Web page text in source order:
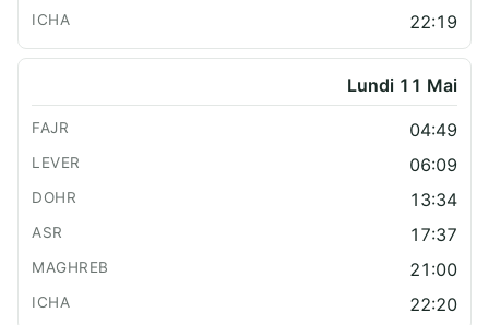
22:19
Lundi 11 Mai
04:49
06:09
13:34
17:37
21:00
22:20